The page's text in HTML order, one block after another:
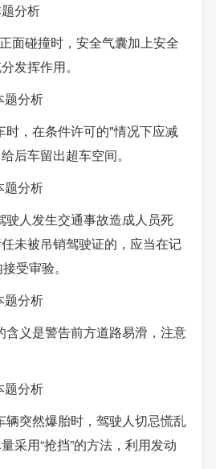
分析
面碰撞时，安全气囊加上安全
发挥作用。
题分析
时，在条件许可的"情况下应减
后车留出超车空间。
题分析
驶人发生交通事故造成人员死
未被吊销驾驶证的，应当在记
受审验。
题分析
含义是警告前方道路易滑，注意
题分析
辆突然爆胎时，驾驶人切忌慌乱
采用“抢挡”的方法，利用发动